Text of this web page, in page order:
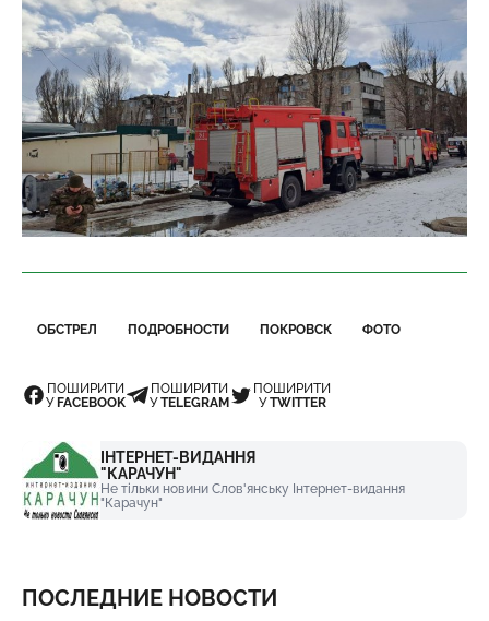
ОБСТРЕЛ ПОДРОБНОСТИ ПОКРОВСК ФОТО
ПОШИРИТИ
УFACEBOOK
ПОШИРИТИ
УTELEGRAM
ПОШИРИТИ
УTWITTER
ІНТЕРНЕТ-ВИДАННЯ
"КАРАЧУН"
Не тільки новини Слов'янську Інтернет-видання
"Карачун"
ПОСЛЕДНИЕ НОВОСТИ